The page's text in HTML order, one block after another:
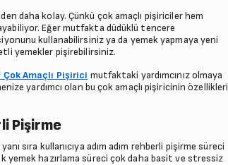
daha kolay. Çünkü çok amaçlı pişiriciler hem
Eğer mutfakta düdüklü tencere
kullanabilirsiniz ya da yemek yapmaya yeni
yemekler pişirebilirsiniz.
Amaçlı Pişirici mutfaktaki yardımcınız olmaya
yardımcı olan bu çok amaçlı pişiricinin özellikleri
Pişirme
sıra kullanıcıya adım adım rehberli pişirme süreci
yemek hazırlama süreci çok daha basit ve stressiz